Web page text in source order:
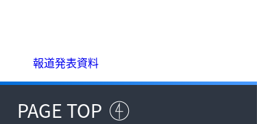
報道発表資料
PAGE TOP